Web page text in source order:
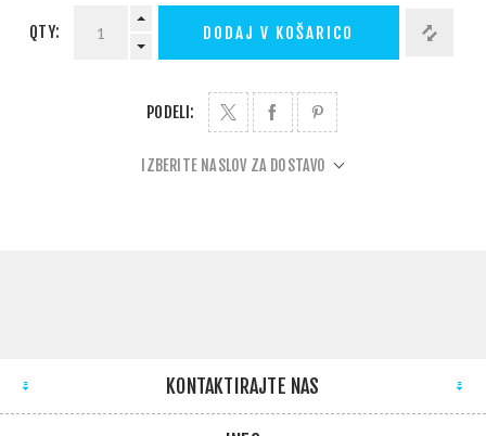
QTY: DODAJ V KOŠARICO
PODELI:
IZBERITE NASLOV ZA DOSTAVO
KONTAKTIRAJTE NAS